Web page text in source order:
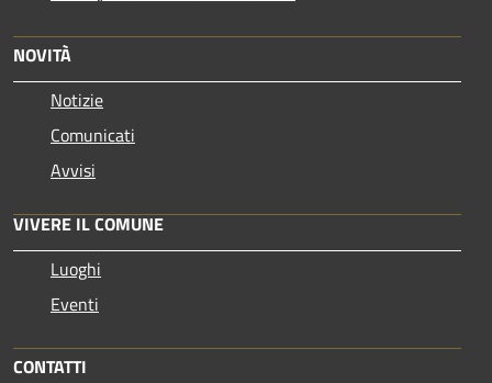
NOVITÀ
Notizie
Comunicati
Avvisi
VIVERE IL COMUNE
Luoghi
Eventi
CONTATTI